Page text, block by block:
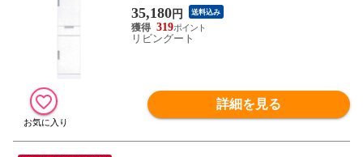
完成品 キッチン 脱衣所 ホワイト 隙間収納
引き出し シンプル ）
35,180円 送料込み
319
リビングート
詳細を見る